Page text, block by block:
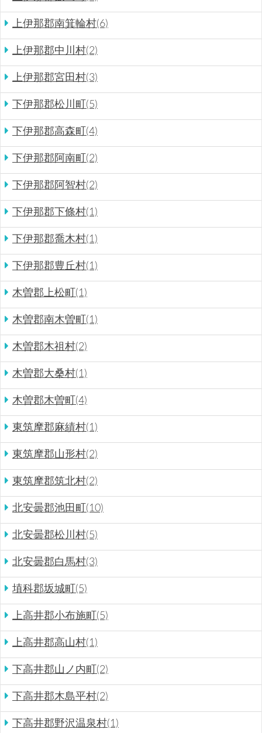
上伊那郡南箕輪村(6)
上伊那郡中川村(2)
上伊那郡宮田村(3)
下伊那郡松川町(5)
下伊那郡高森町(4)
下伊那郡阿南町(2)
下伊那郡阿智村(2)
下伊那郡下條村(1)
下伊那郡喬木村(1)
下伊那郡豊丘村(1)
木曽郡上松町(1)
木曽郡南木曽町(1)
木曽郡木祖村(2)
木曽郡大桑村(1)
木曽郡木曽町(4)
東筑摩郡麻績村(1)
東筑摩郡山形村(2)
東筑摩郡筑北村(2)
北安曇郡池田町(10)
北安曇郡松川村(5)
北安曇郡白馬村(3)
埴科郡坂城町(5)
上高井郡小布施町(5)
上高井郡高山村(1)
下高井郡山ノ内町(2)
下高井郡木島平村(2)
下高井郡野沢温泉村(1)